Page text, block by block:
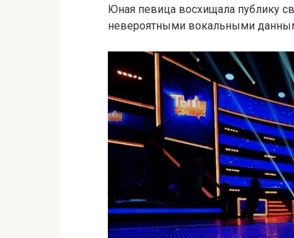
Юная певица восхищала публику
невероятными вокальными